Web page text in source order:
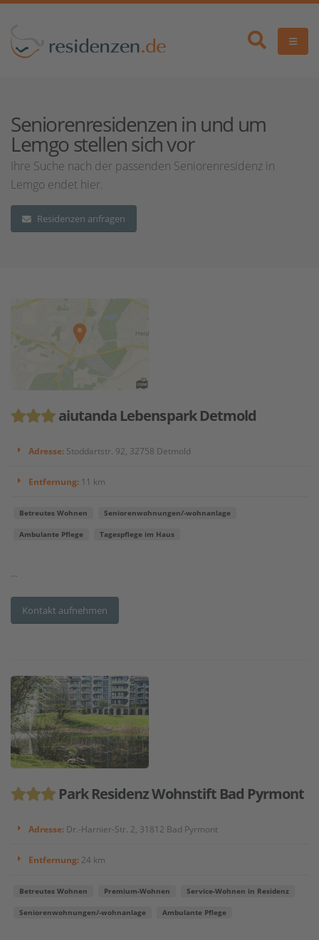
Seniorenresidenzen in und um
Lemgo stellen sich vor
Ihre Suche nach der passenden Seniorenresidenz in
Lemgo endet hier.
Residenzen anfragen
aiutanda Lebenspark Detmold
Adresse: Stoddartstr. 92, 32758 Detmold
Entfernung: 11 km
Betreutes Wohnen Seniorenwohnungen/-wohnanlage
Ambulante Pflege Tagespflege im Haus
...
Kontakt aufnehmen
Park Residenz Wohnstift Bad Pyrmont
Adresse: Dr.-Harnier-Str. 2, 31812 Bad Pyrmont
Entfernung: 24 km
Betreutes Wohnen Premium-Wohnen Service-Wohnen in Residenz
Seniorenwohnungen/-wohnanlage Ambulante Pflege